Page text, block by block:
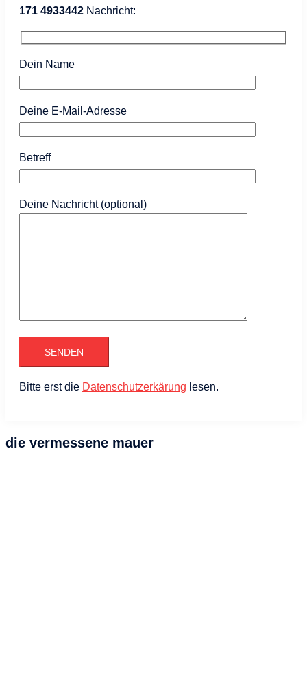
171 4933442 Nachricht:
Dein Name
Deine E-Mail-Adresse
Betreff
Deine Nachricht (optional)
Bitte erst die Datenschutzerkärung lesen.
die vermessene mauer